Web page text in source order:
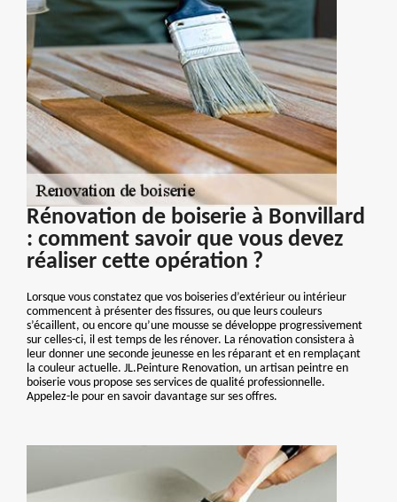
Rénovation de boiserie à Bonvillard
: comment savoir que vous devez
réaliser cette opération ?
Lorsque vous constatez que vos boiseries d’extérieur ou intérieur
commencent à présenter des fissures, ou que leurs couleurs
s’écaillent, ou encore qu’une mousse se développe progressivement
sur celles-ci, il est temps de les rénover. La rénovation consistera à
leur donner une seconde jeunesse en les réparant et en remplaçant
la couleur actuelle. JL.Peinture Renovation, un artisan peintre en
boiserie vous propose ses services de qualité professionnelle.
Appelez-le pour en savoir davantage sur ses offres.